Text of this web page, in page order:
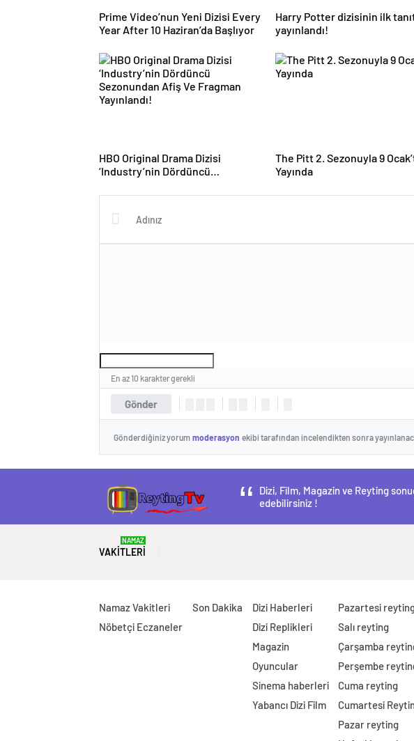
Prime Video’nun Yeni Dizisi Every
Year After 10 Haziran’da Başlıyor
Harry Potter dizisinin ilk
yayınlandı!
HBO Original Drama Dizisi
‘Industry’nin Dördüncü
Yayınlandı!
The Pitt 2. Sezonuyla 9
Yayında
Gönder
En az 10 karakter gerekli
Gönderdiğiniz yorum moderasyon ekibi tarafından incelendikten sonra
Dizi, Film, Magazin ve Reyting
edebilirsiniz !
VAKITLERI
NAMAZ
Namaz Vakitleri
Nöbetçi Eczaneler
Son Dakika
Dizi Haberleri
Dizi Replikleri
Magazin
Oyuncular
Sinema haberleri
Yabancı Dizi Film
Pazartesi
Salı reyting
Çarşamba
Perşembe
Cuma reyting
Cumartesi
Pazar reyting